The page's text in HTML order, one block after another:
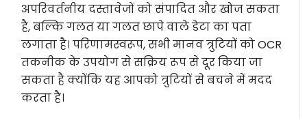
अपरिवर्तनीय दस्तावेजों को संपादित और खोज सकता
है, बल्कि गलत या गलत छापे वाले डेटा का पता
लगाता है। परिणामस्वरूप, सभी मानव त्रुटियों को OCR
तकनीक के उपयोग से सक्रिय रूप से दूर किया जा
सकता है क्योंकि यह आपको त्रुटियों से बचने में मदद
करता है।